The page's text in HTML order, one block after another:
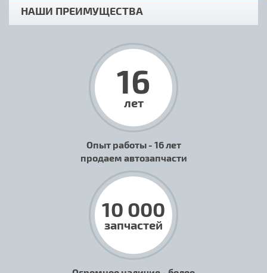
НАШИ ПРЕИМУЩЕСТВА
16
лет
Опыт работы - 16 лет
продаем автозапчасти
10 000
запчастей